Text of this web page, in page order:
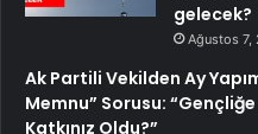
gelecek?
Ağustos 7,
Ak Partili Vekilden Ay
Memnu” Sorusu:
Katkınız Oldu?”